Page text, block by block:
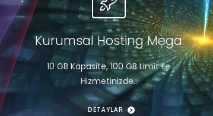
Kurumsal Hosting Mega
10 GB Kapasite, 100 GB Limit ile
Hizmetinizde..
DETAYLAR